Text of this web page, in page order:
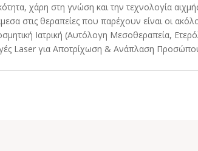
χάρη στη γνώση και την τεχνολογία
στις θεραπείες που παρέχουν είναι οι
Ιατρική (Αυτόλογη Μεσοθεραπεία,
Laser για Αποτρίχωση & Ανάπλαση